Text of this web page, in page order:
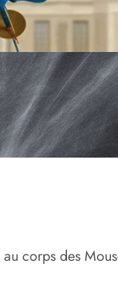
corps des